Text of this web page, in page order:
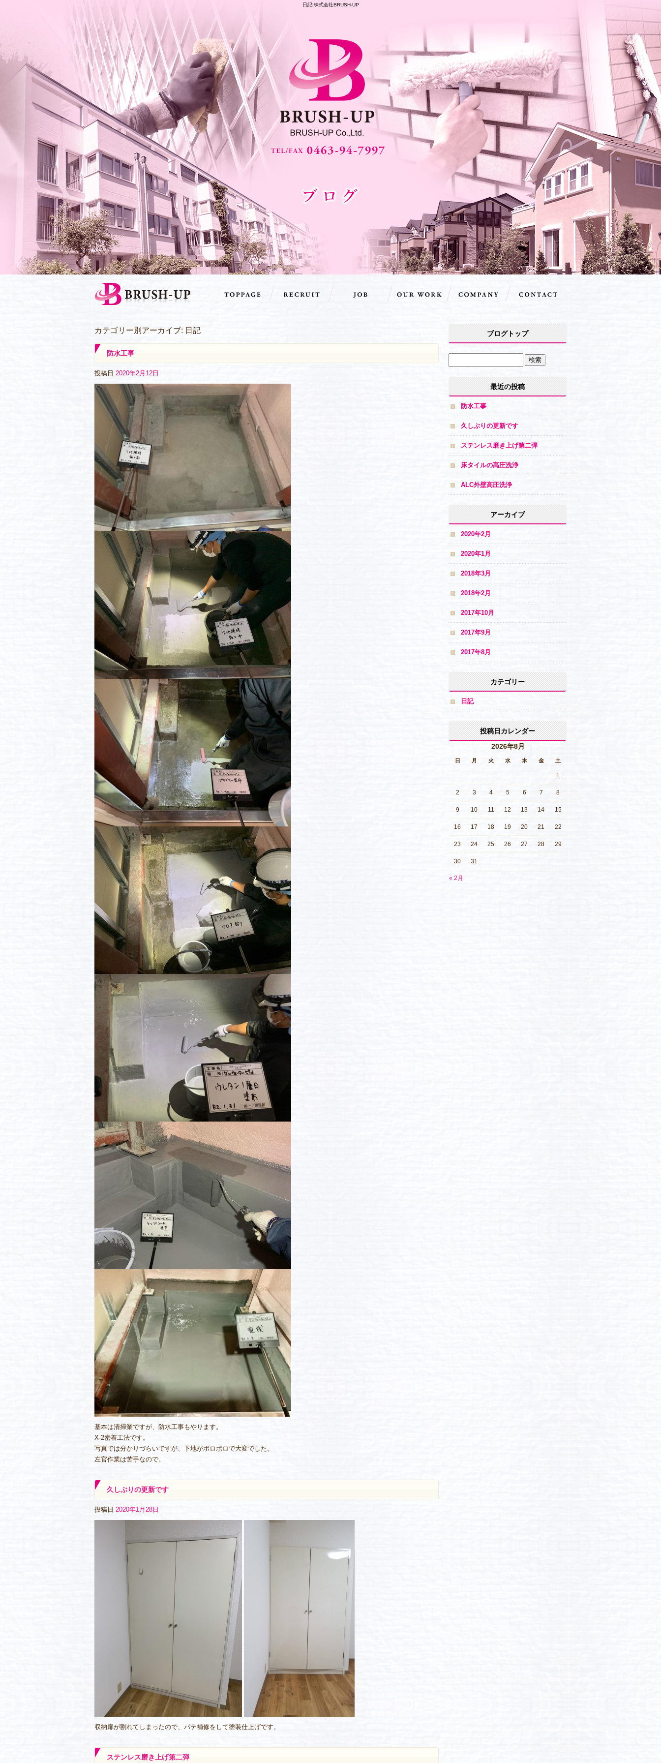
日記|株式会社BRUSH-UP
カテゴリー別アーカイブ: 日記
防水工事
投稿日 2020年2月12日
基本は清掃業ですが、防水工事もやります。
X-2密着工法です。
写真では分かりづらいですが、下地がボロボロで大変でした。
左官作業は苦手なので。
久しぶりの更新です
投稿日 2020年1月28日
収納扉が割れてしまったので、パテ補修をして塗装仕上げです。
ステンレス磨き上げ第二弾
ブログトップ
最近の投稿
防水工事
久しぶりの更新です
ステンレス磨き上げ第二弾
床タイルの高圧洗浄
ALC外壁高圧洗浄
アーカイブ
2020年2月
2020年1月
2018年3月
2018年2月
2017年10月
2017年9月
2017年8月
カテゴリー
日記
投稿日カレンダー
2026年8月
日 月 火 水 木 金 土
« 2月
1
2 3 4 5 6 7 8
9 10 11 12 13 14 15
16 17 18 19 20 21 22
23 24 25 26 27 28 29
30 31